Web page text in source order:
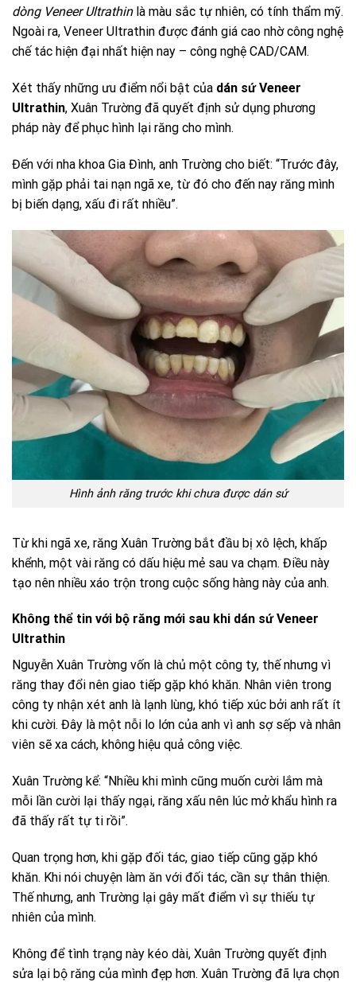
dòng Veneer Ultrathin là màu sắc tự nhiên, có tính thẩm mỹ.
Ngoài ra, Veneer Ultrathin được đánh giá cao nhờ công nghệ
chế tác hiện đại nhất hiện nay – công nghệ CAD/CAM.
Xét thấy những ưu điểm nổi bật của dán sứ Veneer
Ultrathin, Xuân Trường đã quyết định sử dụng phương
pháp này để phục hình lại răng cho mình.
Đến với nha khoa Gia Đình, anh Trường cho biết: “Trước đây,
mình gặp phải tai nạn ngã xe, từ đó cho đến nay răng mình
bị biến dạng, xấu đi rất nhiều”.
Hình ảnh răng trước khi chưa được dán sứ
Từ khi ngã xe, răng Xuân Trường bắt đầu bị xô lệch, khấp
khểnh, một vài răng có dấu hiệu mẻ sau va chạm. Điều này
tạo nên nhiều xáo trộn trong cuộc sống hàng này của anh.
Không thể tin với bộ răng mới sau khi dán sứ Veneer
Ultrathin
Nguyễn Xuân Trường vốn là chủ một công ty, thế nhưng vì
răng thay đổi nên giao tiếp gặp khó khăn. Nhân viên trong
công ty nhận xét anh là lạnh lùng, khó tiếp xúc bởi anh rất ít
khi cười. Đây là một nỗi lo lớn của anh vì anh sợ sếp và nhân
viên sẽ xa cách, không hiệu quả công việc.
Xuân Trường kể: “Nhiều khi mình cũng muốn cười lắm mà
mỗi lần cười lại thấy ngại, răng xấu nên lúc mở khẩu hình ra
đã thấy rất tự ti rồi”.
Quan trọng hơn, khi gặp đối tác, giao tiếp cũng gặp khó
khăn. Khi nói chuyện làm ăn với đối tác, cần sự thân thiện.
Thế nhưng, anh Trường lại gây mất điểm vì sự thiếu tự
nhiên của mình.
Không để tình trạng này kéo dài, Xuân Trường quyết định
sửa lại bộ răng của mình đẹp hơn. Xuân Trường đã lựa chọn